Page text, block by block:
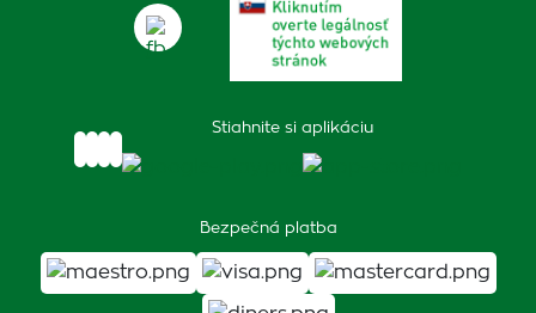
Stiahnite si aplikáciu
Bezpečná platba